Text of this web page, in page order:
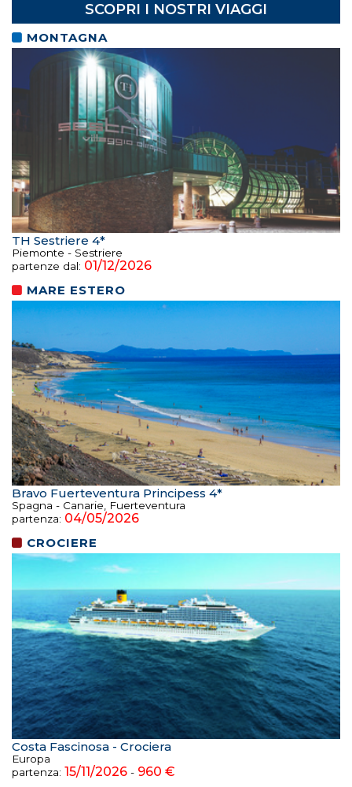
SCOPRI I NOSTRI VIAGGI
MONTAGNA
TH Sestriere 4*
Piemonte - Sestriere
partenze dal: 01/12/2026
MARE ESTERO
Bravo Fuerteventura Principess 4*
Spagna - Canarie, Fuerteventura
partenza: 04/05/2026
CROCIERE
Costa Fascinosa - Crociera
Europa
partenza: 15/11/2026 - 960 €